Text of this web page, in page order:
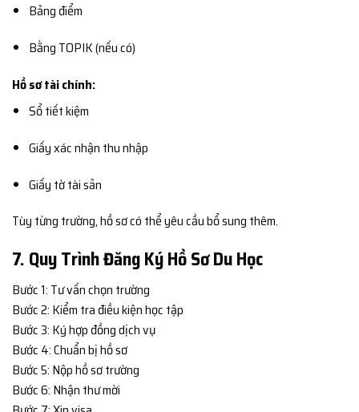
Bảng điểm
Bằng TOPIK (nếu có)
Hồ sơ tài chính:
Sổ tiết kiệm
Giấy xác nhận thu nhập
Giấy tờ tài sản
Tùy từng trường, hồ sơ có thể yêu cầu bổ sung thêm.
7. Quy Trình Đăng Ký Hồ Sơ Du Học
Bước 1: Tư vấn chọn trường
Bước 2: Kiểm tra điều kiện học tập
Bước 3: Ký hợp đồng dịch vụ
Bước 4: Chuẩn bị hồ sơ
Bước 5: Nộp hồ sơ trường
Bước 6: Nhận thư mời